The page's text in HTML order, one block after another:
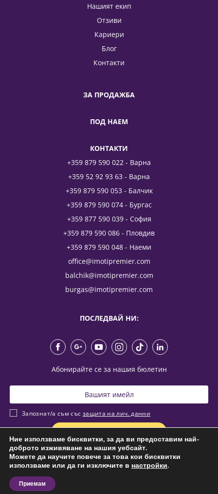
Нашият екип
Отзиви
Кариери
Блог
Контакти
ЗА ПРОДАЖБА
ПОД НАЕМ
КОНТАКТИ
+359 879 590 022 - Варна
+359 52 92 93 63 - Варна
+359 879 590 053 - Балчик
+359 879 590 074 - Бургас
+359 877 590 039 - София
+359 879 590 086 - Пловдив
+359 879 590 048 - Наеми
office@imotipremier.com
balchik@imotipremier.com
burgas@imotipremier.com
ПОСЛЕДВАЙ НИ:
Абонирайте се за нашия бюлетин
Запознат/а съм със защита на лич. данни
© 2026 Имоти Премиер,All rights reserved.
Общи условия
Изработка на сайт
Ние използваме бисквитки, за да ви предоставим най-
доброто изживяване на нашия уебсайт.
Можете да научите повече за това кои бисквитки
използваме или да ги изключите в настройки.
Приемам